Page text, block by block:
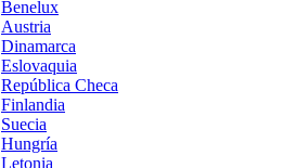
Benelux
Austria
Dinamarca
Eslovaquia
República Checa
Finlandia
Suecia
Hungría
Letonia